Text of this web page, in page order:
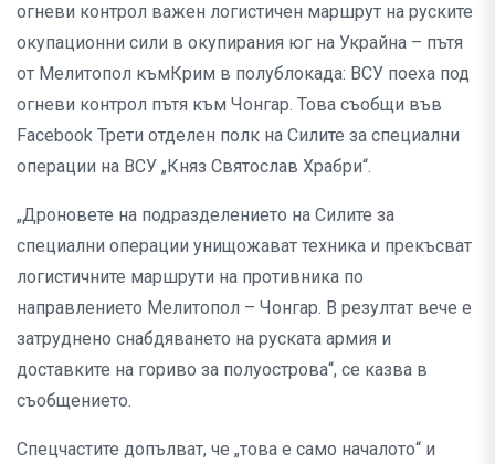
огневи контрол важен логистичен маршрут на руските
окупационни сили в окупирания юг на Украйна – пътя
от Мелитопол къмКрим в полублокада: ВСУ поеха под
огневи контрол пътя към Чонгар. Това съобщи във
Facebook Трети отделен полк на Силите за специални
операции на ВСУ „Княз Святослав Храбри“.
„Дроновете на подразделението на Силите за
специални операции унищожават техника и прекъсват
логистичните маршрути на противника по
направлението Мелитопол – Чонгар. В резултат вече е
затруднено снабдяването на руската армия и
доставките на гориво за полуострова“, се казва в
съобщението.
Спецчастите допълват, че „това е само началото“ и